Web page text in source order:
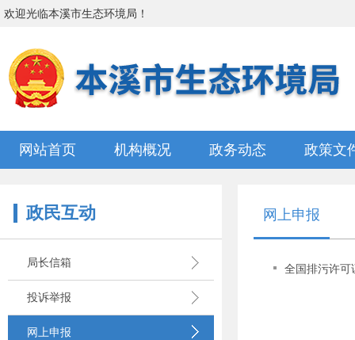
欢迎光临本溪市生态环境局 ！
网站首页 机构概况 政务动态 政策文
政民互动
局长信箱
投诉举报
网上申报
网上申报
全国排污许可